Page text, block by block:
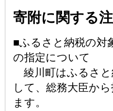
寄附に関する
■ふるさと納税の対
の指定について
綾川町はふるさと
して、総務大臣か
ます。